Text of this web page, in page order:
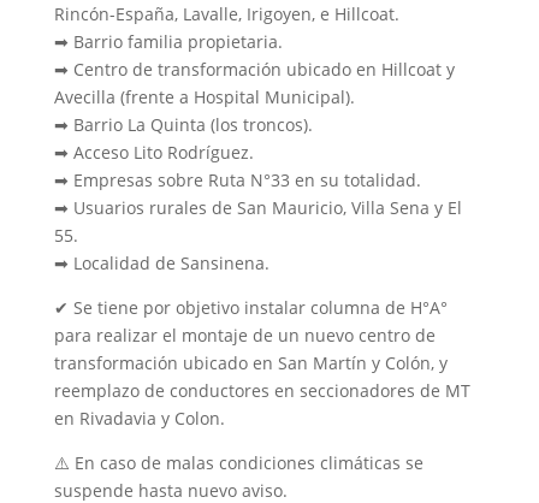
Rincón-España, Lavalle, Irigoyen, e Hillcoat.
➡ Barrio familia propietaria.
➡ Centro de transformación ubicado en Hillcoat y
Avecilla (frente a Hospital Municipal).
➡ Barrio La Quinta (los troncos).
➡ Acceso Lito Rodríguez.
➡ Empresas sobre Ruta N°33 en su totalidad.
➡ Usuarios rurales de San Mauricio, Villa Sena y El
55.
➡ Localidad de Sansinena.
✔ Se tiene por objetivo instalar columna de H°A°
para realizar el montaje de un nuevo centro de
transformación ubicado en San Martín y Colón, y
reemplazo de conductores en seccionadores de MT
en Rivadavia y Colon.
⚠️ En caso de malas condiciones climáticas se
suspende hasta nuevo aviso.